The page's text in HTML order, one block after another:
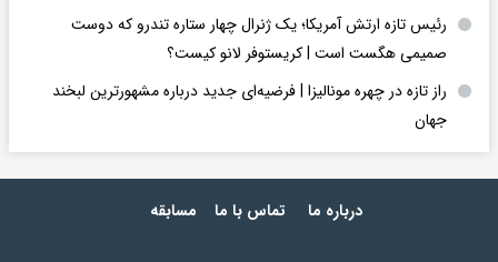
رئیس تازه ارتش آمریکا؛ یک ژنرال چهار ستاره تندرو که دوست
صمیمی هگست است | کریستوفر لانو کیست؟
راز تازه در چهره مونالیزا | فرضیه‌ای جدید درباره مشهورترین لبخند
جهان
درباره ما تماس با ما مسابقه